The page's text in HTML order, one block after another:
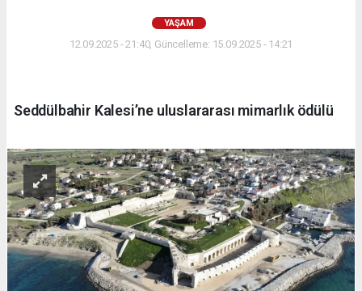
YAŞAM
12.09.2025 - 21:40, Güncelleme: 15.09.2025 - 14:21
Seddülbahir Kalesi’ne uluslararası mimarlık ödülü